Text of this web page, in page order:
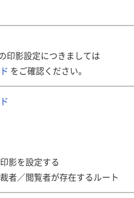
印影設定につきましては
をご確認ください。
を設定する
閲覧者が存在するルート